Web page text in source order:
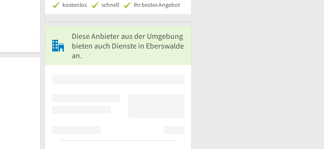
kostenlos schnell Ihr bestes Angebot
Diese Anbieter aus der Umgebung
bieten auch Dienste in Eberswalde
an.